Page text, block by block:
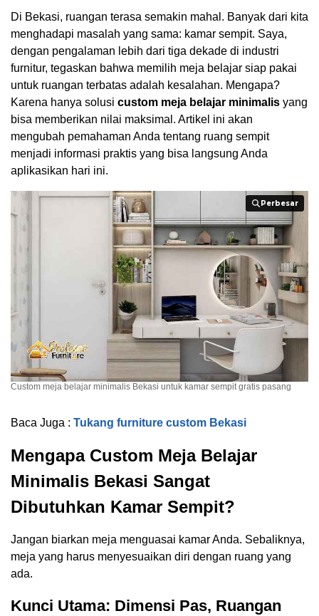
Di Bekasi, ruangan terasa semakin mahal. Banyak dari kita
menghadapi masalah yang sama: kamar sempit. Saya,
dengan pengalaman lebih dari tiga dekade di industri
furnitur, tegaskan bahwa memilih meja belajar siap pakai
untuk ruangan terbatas adalah kesalahan. Mengapa?
Karena hanya solusi custom meja belajar minimalis yang
bisa memberikan nilai maksimal. Artikel ini akan
mengubah pemahaman Anda tentang ruang sempit
menjadi informasi praktis yang bisa langsung Anda
aplikasikan hari ini.
Perbesar
Perbesar
Custom meja belajar minimalis Bekasi untuk kamar sempit gratis pasang
Baca Juga : Tukang furniture custom Bekasi
Mengapa Custom Meja Belajar
Minimalis Bekasi Sangat
Dibutuhkan Kamar Sempit?
Jangan biarkan meja menguasai kamar Anda. Sebaliknya,
meja yang harus menyesuaikan diri dengan ruang yang
ada.
Kunci Utama: Dimensi Pas, Ruangan